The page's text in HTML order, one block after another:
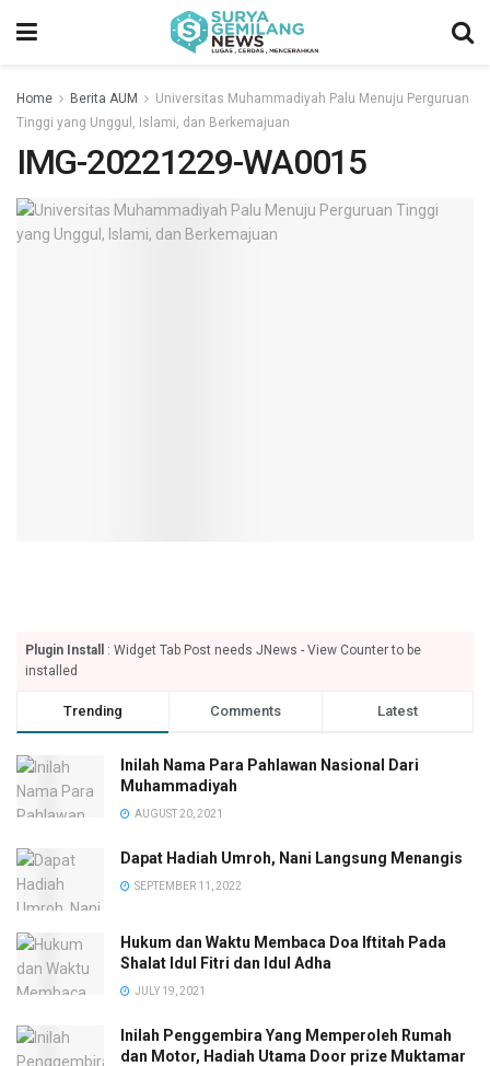
Home Berita AUM
Universitas Muhammadiyah Palu Menuju Perguruan
Tinggi yang Unggul, Islami, dan Berkemajuan
IMG-20221229-WA0015
Plugin Install
: Widget Tab Post needs JNews - View Counter to be
installed
Trending Comments Latest
Inilah Nama Para Pahlawan Nasional Dari
Muhammadiyah
AUGUST 20, 2021
Dapat Hadiah Umroh, Nani Langsung Menangis
SEPTEMBER 11, 2022
Hukum dan Waktu Membaca Doa Iftitah Pada
Shalat Idul Fitri dan Idul Adha
JULY 19, 2021
Inilah Penggembira Yang Memperoleh Rumah
dan Motor, Hadiah Utama Door prize Muktamar